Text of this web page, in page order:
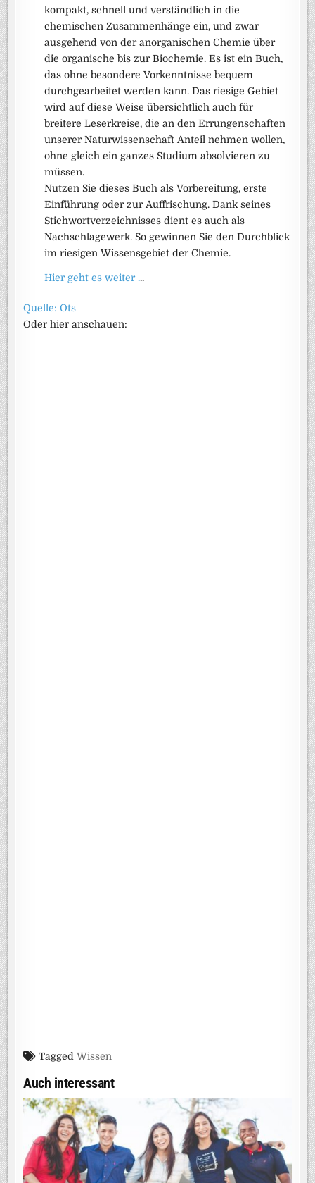
kompakt, schnell und verständlich in die
chemischen Zusammenhänge ein, und zwar
ausgehend von der anorganischen Chemie über
die organische bis zur Biochemie. Es ist ein Buch,
das ohne besondere Vorkenntnisse bequem
durchgearbeitet werden kann. Das riesige Gebiet
wird auf diese Weise übersichtlich auch für
breitere Leserkreise, die an den Errungenschaften
unserer Naturwissenschaft Anteil nehmen wollen,
ohne gleich ein ganzes Studium absolvieren zu
müssen.
Nutzen Sie dieses Buch als Vorbereitung, erste
Einführung oder zur Auffrischung. Dank seines
Stichwortverzeichnisses dient es auch als
Nachschlagewerk. So gewinnen Sie den Durchblick
im riesigen Wissensgebiet der Chemie.
Hier geht es weiter ...
Quelle: Ots
Oder hier anschauen:
TaggedWissen
Auch interessant